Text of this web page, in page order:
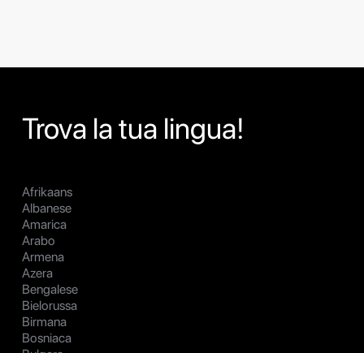
Trova la tua lingua!
Afrikaans
Albanese
Amarica
Arabo
Armena
Azera
Bengalese
Bielorussa
Birmana
Bosniaca